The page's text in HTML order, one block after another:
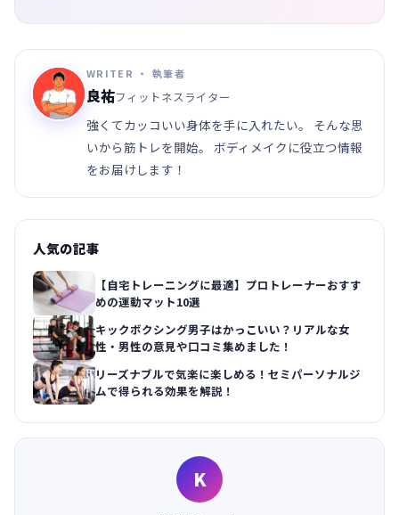
WRITER ・ 執筆者
良祐フィットネスライター
強くてカッコいい身体を手に入れたい。 そんな思
いから筋トレを開始。 ボディメイクに役立つ情報
をお届けします！
人気の記事
【自宅トレーニングに最適】プロトレーナーおすす
めの運動マット10選
キックボクシング男子はかっこいい？リアルな女
性・男性の意見や口コミ集めました！
リーズナブルで気楽に楽しめる！セミパーソナルジ
ムで得られる効果を解説！
K